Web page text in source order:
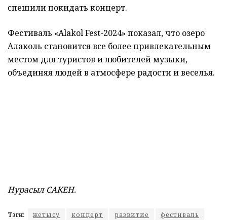
спешили покидать концерт.
Фестиваль «Alakol Fest-2024» показал, что озеро
Алаколь становится все более привлекательным
местом для туристов и любителей музыки,
объединяя людей в атмосфере радости и веселья.
Нурасыл САКЕН.
Тэги: жетысу концерт развитие фестиваль